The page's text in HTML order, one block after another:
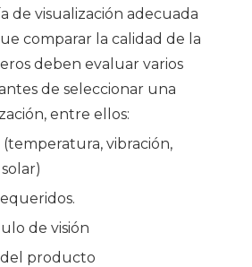
de visualización adecuada
comparar la calidad de la
deben evaluar varios
de seleccionar una
entre ellos:
vibración,
de visión
del producto